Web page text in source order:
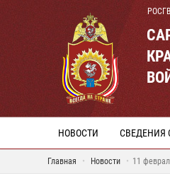
НОВОСТИ СВЕДЕНИЯ
Главная Новости 11